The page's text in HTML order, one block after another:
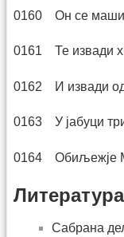
0160 Он се маши
0161 Те извади
0162 И извади од
0163 У јабуци
0164 Обиљежје
Литература
Сабрана